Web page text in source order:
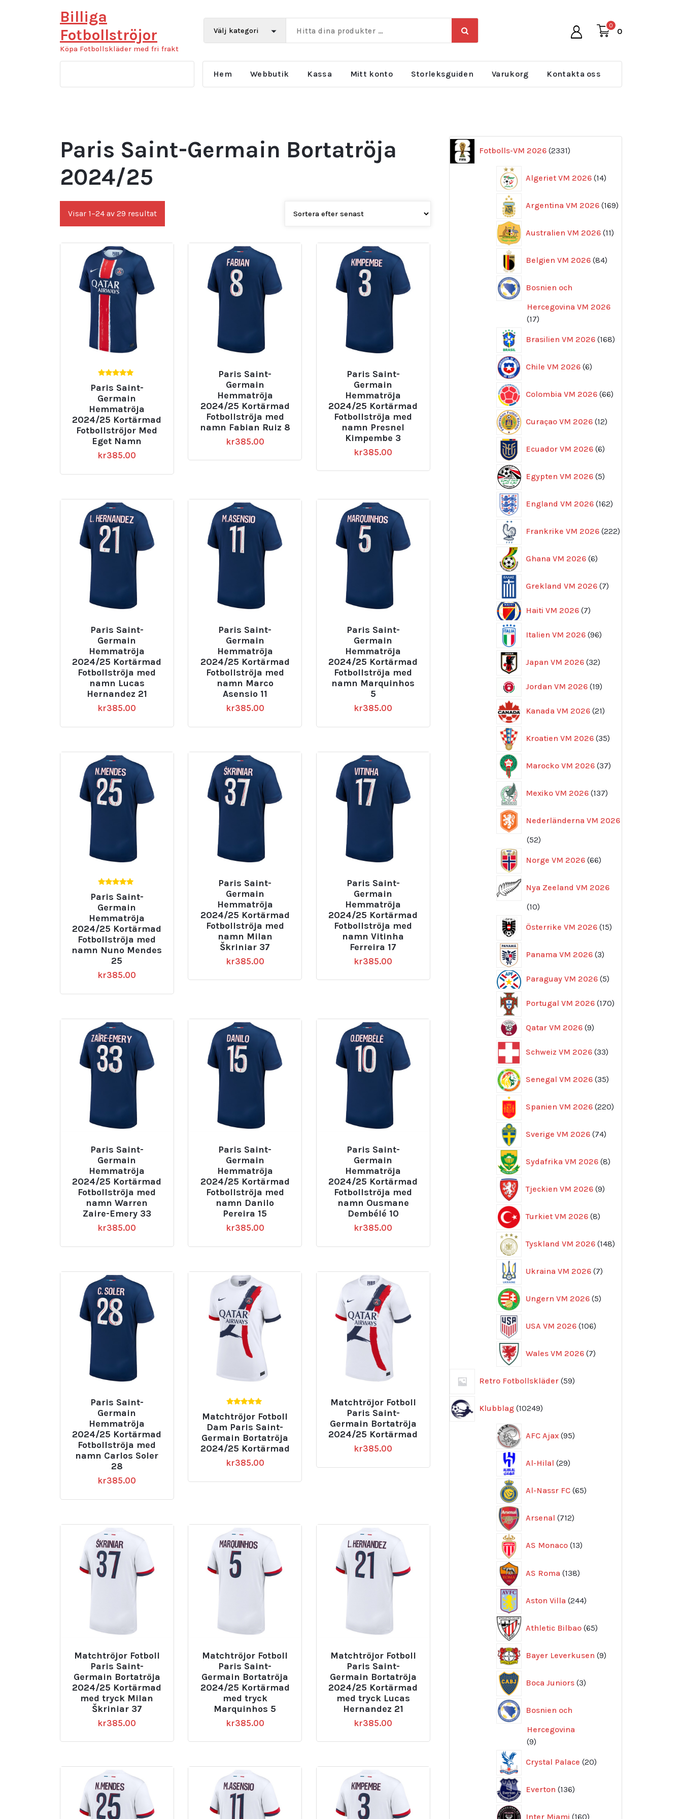
Billiga
Fotbollströjor
Köpa Fotbollskläder med fri frakt
0
0
Hem Webbutik Kassa Mitt konto Storleksguiden Varukorg Kontakta oss
Paris Saint-Germain Bortatröja
2024/25
Visar 1–24 av 29 resultatSortera
efter
av 5
Paris Saint-
Germain
Hemmatröja
2024/25 Kortärmad
Fotbollströjor Med
Eget Namn
kr385.00
Paris Saint-
Germain
Hemmatröja
2024/25 Kortärmad
Fotbollströja med
namn Fabian Ruiz 8
kr385.00
Paris Saint-
Germain
Hemmatröja
2024/25 Kortärmad
Fotbollströja med
namn Presnel
Kimpembe 3
kr385.00
Paris Saint-
Germain
Hemmatröja
2024/25 Kortärmad
Fotbollströja med
namn Lucas
Hernandez 21
kr385.00
Paris Saint-
Germain
Hemmatröja
2024/25 Kortärmad
Fotbollströja med
namn Marco
Asensio 11
kr385.00
Paris Saint-
Germain
Hemmatröja
2024/25 Kortärmad
Fotbollströja med
namn Marquinhos
5
kr385.00
av 5
Paris Saint-
Germain
Hemmatröja
2024/25 Kortärmad
Fotbollströja med
namn Nuno Mendes
25
kr385.00
Paris Saint-
Germain
Hemmatröja
2024/25 Kortärmad
Fotbollströja med
namn Milan
Škriniar 37
kr385.00
Paris Saint-
Germain
Hemmatröja
2024/25 Kortärmad
Fotbollströja med
namn Vitinha
Ferreira 17
kr385.00
Paris Saint-
Germain
Hemmatröja
2024/25 Kortärmad
Fotbollströja med
namn Warren
Zaire-Emery 33
kr385.00
Paris Saint-
Germain
Hemmatröja
2024/25 Kortärmad
Fotbollströja med
namn Danilo
Pereira 15
kr385.00
Paris Saint-
Germain
Hemmatröja
2024/25 Kortärmad
Fotbollströja med
namn Ousmane
Dembélé 10
kr385.00
Paris Saint-
Germain
Hemmatröja
2024/25 Kortärmad
Fotbollströja med
namn Carlos Soler
28
kr385.00
av 5
Matchtröjor Fotboll
Dam Paris Saint-
Germain Bortatröja
2024/25 Kortärmad
kr385.00
Matchtröjor Fotboll
Paris Saint-
Germain Bortatröja
2024/25 Kortärmad
kr385.00
Matchtröjor Fotboll
Paris Saint-
Germain Bortatröja
2024/25 Kortärmad
med tryck Milan
Škriniar 37
kr385.00
Matchtröjor Fotboll
Paris Saint-
Germain Bortatröja
2024/25 Kortärmad
med tryck
Marquinhos 5
kr385.00
Matchtröjor Fotboll
Paris Saint-
Germain Bortatröja
2024/25 Kortärmad
med tryck Lucas
Hernandez 21
kr385.00
Fotbolls-VM 2026 2331
produkter
Algeriet VM 2026 14
produkter
Argentina VM 2026 169
produkter
Australien VM 2026 11
produkter
Belgien VM 2026 84
produkter
Bosnien och
Hercegovina VM 2026
1717
Brasilien VM 2026 168
produkter
Chile VM 2026 6
produkter
Colombia VM 2026 66
produkter
Curaçao VM 2026 12
produkter
Ecuador VM 2026 6
produkter
Egypten VM 2026 5
produkter
England VM 2026 162
produkter
Frankrike VM 2026 222
produkter
Ghana VM 2026 6
produkter
Grekland VM 2026 7
produkter
Haiti VM 2026 77
Italien VM 2026 96
produkter
Japan VM 2026 32
produkter
Jordan VM 2026 1919
Kanada VM 2026 21
produkter
Kroatien VM 2026 35
produkter
Marocko VM 2026 37
produkter
Mexiko VM 2026 137
produkter
Nederländerna VM 2026
5252
Norge VM 2026 66
produkter
Nya Zeeland VM 2026
1010
Österrike VM 2026 15
produkter
Panama VM 2026 3
produkter
Paraguay VM 2026 55
Portugal VM 2026 170
produkter
Qatar VM 2026 99
Schweiz VM 2026 33
produkter
Senegal VM 2026 35
produkter
Spanien VM 2026 220
produkter
Sverige VM 2026 74
produkter
Sydafrika VM 2026 8
produkter
Tjeckien VM 2026 9
produkter
Turkiet VM 2026 8
produkter
Tyskland VM 2026 148
produkter
Ukraina VM 2026 7
produkter
Ungern VM 2026 5
produkter
USA VM 2026 106
produkter
Wales VM 2026 7
produkter
Retro Fotbollskläder 59
produkter
Klubblag 10249
produkter
AFC Ajax 95
produkter
Al-Hilal 29
produkter
Al-Nassr FC 65
produkter
Arsenal 712
produkter
AS Monaco 13
produkter
AS Roma 138
produkter
Aston Villa 244
produkter
Athletic Bilbao 65
produkter
Bayer Leverkusen 9
produkter
Boca Juniors 3
produkter
Bosnien och
Hercegovina
99
Crystal Palace 20
produkter
Everton 136
produkter
Inter Miami 160